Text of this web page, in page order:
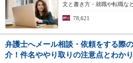
文と書き方・就職や転職な
78,621
弁護士へメール相談・依頼をする際
介！件名ややり取りの注意点とわか